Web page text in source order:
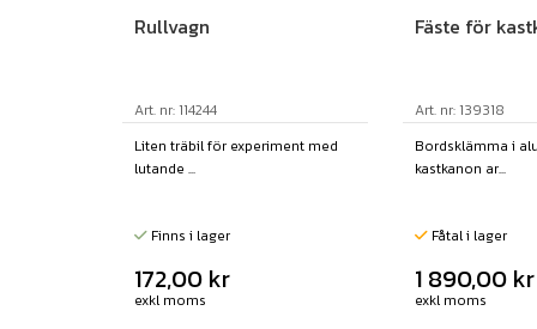
Rullvagn
Art. nr: 114244
Liten träbil för experiment med
lutande ...
Finns i lager
172,00 kr
exkl moms
Fäste för
Art. nr: 139318
Bordsklämma i
kastkanon ar...
Fåtal i lager
1 890,00 kr
exkl moms